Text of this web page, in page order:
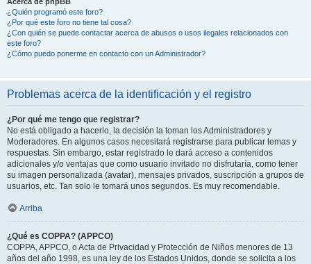
¿Quién programó este foro?
¿Por qué este foro no tiene tal cosa?
¿Con quién se puede contactar acerca de abusos o usos ilegales relacionados con
este foro?
¿Cómo puedo ponerme en contacto con un Administrador?
Problemas acerca de la identificación y el registro
¿Por qué me tengo que registrar?
No está obligado a hacerlo, la decisión la toman los Administradores y
Moderadores. En algunos casos necesitará registrarse para publicar temas y
respuestas. Sin embargo, estar registrado le dará acceso a contenidos
adicionales y/o ventajas que como usuario invitado no disfrutaría, como tener
su imagen personalizada (avatar), mensajes privados, suscripción a grupos de
usuarios, etc. Tan solo le tomará unos segundos. Es muy recomendable.
Arriba
¿Qué es COPPA? (APPCO)
COPPA, APPCO, o Acta de Privacidad y Protección de Niños menores de 13
años del año 1998, es una ley de los Estados Unidos, donde se solicita a los